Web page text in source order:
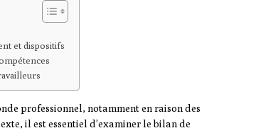
et dispositifs
professionnel, notamment en raison des
il est essentiel d’examiner le bilan de